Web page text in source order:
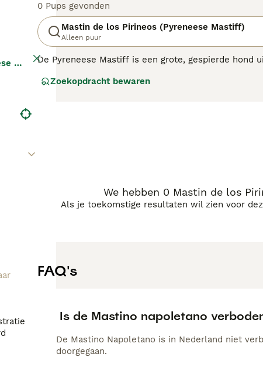
Mastiff)
0 Pups gevonden
Mastin de los Pirineos (Pyreneese Mastiff)
Alleen puur
De Pyreneese Mastiff is een grote, gespierde hond
kudde doen ze echter niet. Dit type hond komt in
voor
Zoekopdracht bewaren
We hebben 0 Mastin de los
Als je toekomstige resultaten wil zien voor
FAQ's
Is de Mastino napoletano
De Mastino Napoletano is in Nederland niet
doorgegaan.